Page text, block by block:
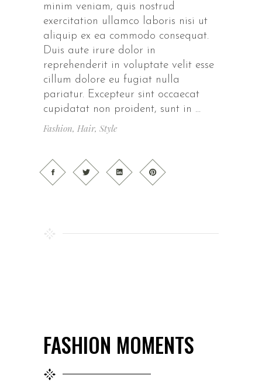
minim veniam, quis nostrud
exercitation ullamco laboris nisi ut
aliquip ex ea commodo consequat.
Duis aute irure dolor in
reprehenderit in voluptate velit esse
cillum dolore eu fugiat nulla
pariatur. Excepteur sint occaecat
cupidatat non proident, sunt in
Fashion, Hair, Style
FASHION MOMENTS